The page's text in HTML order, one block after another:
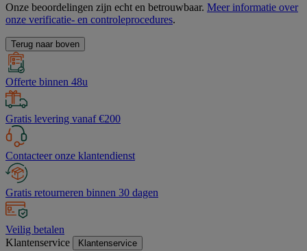
Onze beoordelingen zijn echt en betrouwbaar. Meer informatie over
onze verificatie- en controleprocedures.
Terug naar boven
Offerte binnen 48u
Gratis levering vanaf €200
Contacteer onze klantendienst
Gratis retourneren binnen 30 dagen
Veilig betalen
Klantenservice
Klantenservice